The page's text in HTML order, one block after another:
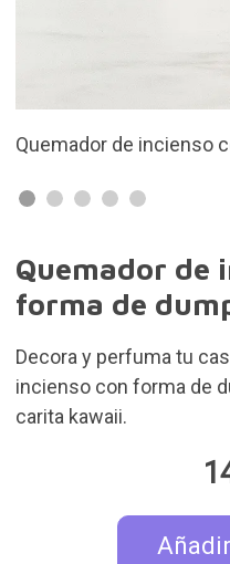
Incluye 4 conos
Quemador de
forma de
Decora y perfuma tu
incienso con forma de
carita kawaii.